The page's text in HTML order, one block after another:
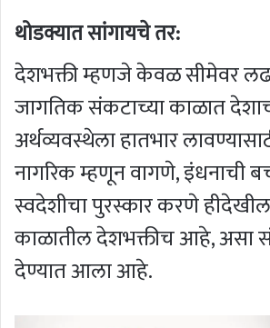
थोडक्यात सांगायचे तर:
देशभक्ती म्हणजे केवळ सीमेवर
जागतिक संकटाच्या काळात
अर्थव्यवस्थेला हातभार
नागरिक म्हणून वागणे,
स्वदेशीचा पुरस्कार करणे
काळातील देशभक्तीच आहे, असा
देण्यात आला आहे.